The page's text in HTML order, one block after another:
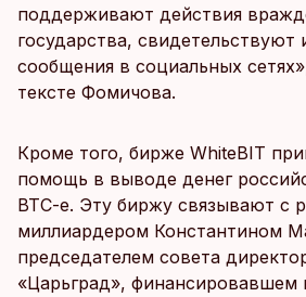
поддерживают действия
государства, свидетельствуют
сообщения в социальных
тексте Фомичова.
Кроме того, бирже WhiteBIT
помощь в выводе денег
BTC-e. Эту биржу связывают с
миллиардером Константином
председателем совета
«Царьград», финансировавшем